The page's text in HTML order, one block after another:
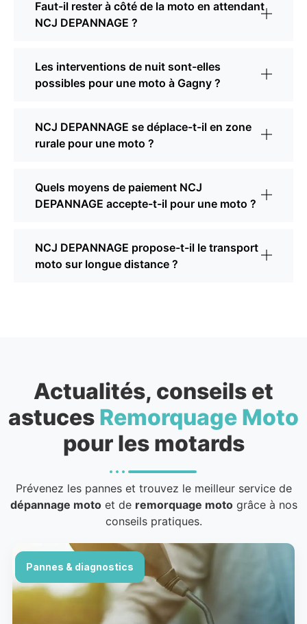
Faut-il rester à côté de la moto en attendant
NCJ DEPANNAGE ?
Les interventions de nuit sont-elles
possibles pour une moto à Gagny ?
NCJ DEPANNAGE se déplace-t-il en zone
rurale pour une moto ?
Quels moyens de paiement NCJ
DEPANNAGE accepte-t-il pour une moto ?
NCJ DEPANNAGE propose-t-il le transport
moto sur longue distance ?
Actualités, conseils et
astuces Remorquage Moto
pour les motards
Prévenez les pannes et trouvez le meilleur service de
dépannage motoet de remorquage motogrâce à nos
conseils pratiques.
Pannes & diagnostics